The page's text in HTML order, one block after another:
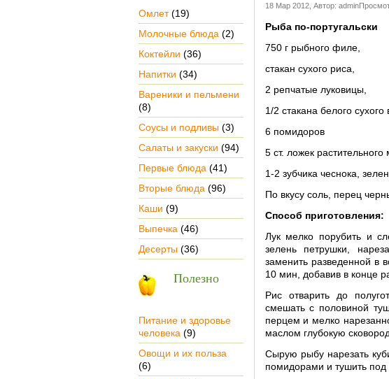
Омлет(19)
Молочные блюда (2)
Коктейли (36)
Напитки (34)
Вареники и пельмени
(8)
Соусы и подливы(3)
Салаты и закуски (94)
Первые блюда (41)
Вторые блюда (96)
Каши (9)
Выпечка (46)
Десерты(36)
Полезно
Питание и здоровье
человека (9)
Овощи и их польза
(6)
18 Мар 2012, Автор:
Рыба по-португальски
750 г рыбного филе,
стакан сухого риса,
2 репчатые луковицы,
1/2 стакана белого сухого
6 помидоров
5 ст. ложек растительного
1-2 зубчика чеснока,
По вкусу соль, перец
Способ приготовления:
Лук мелко порубить и
зелень петрушки,
заменить разведенной в
10 мин, добавив в конце
Рис отварить до
смешать с половиной
перцем и мелко
маслом глубокую
Сырую рыбу нарезать
помидорами и тушить под